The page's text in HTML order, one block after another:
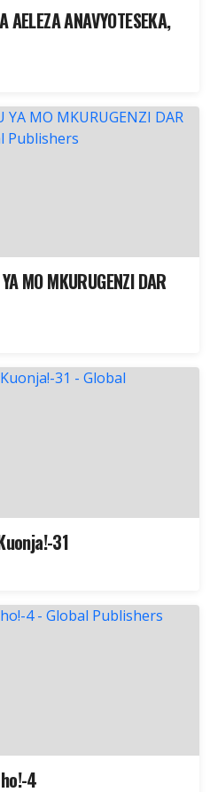
AELEZA ANAVYOTESEKA,
MO MKURUGENZI DAR
31
4